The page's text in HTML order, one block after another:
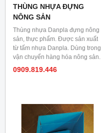
THÙNG NHỰA ĐỰNG
NÔNG SẢN
Thùng nhựa Danpla đựng nông
sản, thực phẩm. Được sản xuất
từ tấm nhựa Danpla. Dùng trong
vận chuyển hàng hóa nông sản.
0909.819.446